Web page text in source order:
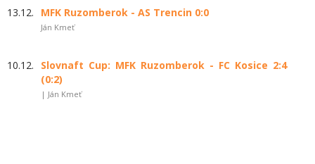
13.12. MFK Ruzomberok - AS Trencin 0:0
Ján Kmeť
10.12.
Slovnaft Cup: MFK Ruzomberok - FC Kosice 2:4
(0:2)
| Ján Kmeť